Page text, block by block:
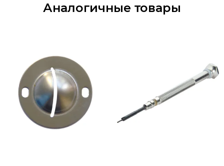
Аналогичные товары